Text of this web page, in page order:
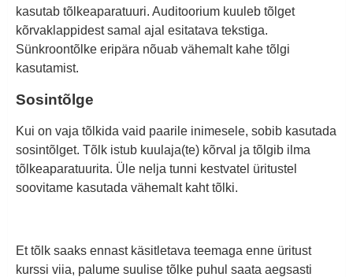
kasutab tõlkeaparatuuri. Auditoorium kuuleb tõlget
kõrvaklappidest samal ajal esitatava tekstiga.
Sünkroontõlke eripära nõuab vähemalt kahe tõlgi
kasutamist.
Sosintõlge
Kui on vaja tõlkida vaid paarile inimesele, sobib kasutada
sosintõlget. Tõlk istub kuulaja(te) kõrval ja tõlgib ilma
tõlkeaparatuurita. Üle nelja tunni kestvatel üritustel
soovitame kasutada vähemalt kaht tõlki.
Et tõlk saaks ennast käsitletava teemaga enne üritust
kurssi viia, palume suulise tõlke puhul saata aegsasti